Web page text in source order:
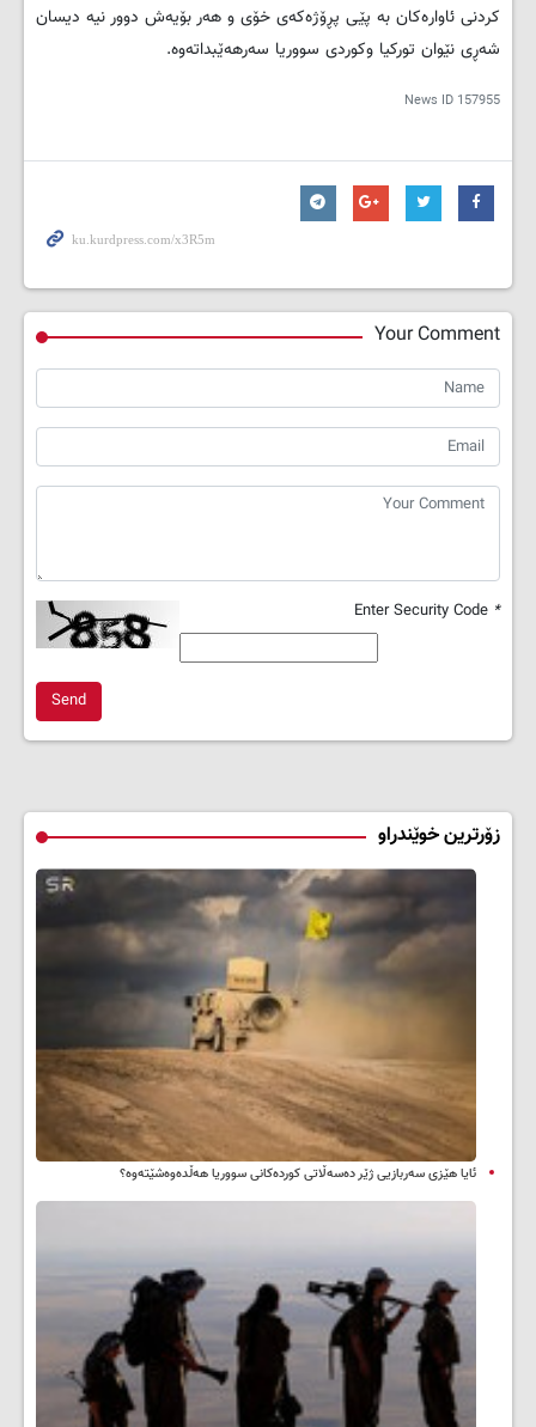
کردنی ئاوارەکان بە پێی پڕۆژەکەی خۆی و هەر بۆیەش دوور نیە دیسان
شەڕی نێوان تورکیا وکوردی سووریا سەرهەێبداتەوە.
News ID 157955
Your Comment
*
Send
زۆرترین خوێندراو
ئایا هێزی سەربازیی ژێر دەسەڵاتی کوردەکانی سووریا هەڵدەوەشێتەوە؟